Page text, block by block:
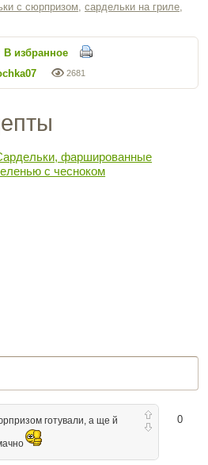
с сюрпризом, сардельки на гриле,
2681
В избранное
фаршированные
с чесноком
0
готували, а ще й